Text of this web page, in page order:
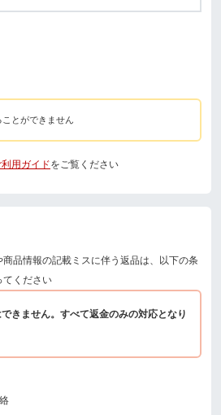
とができません
用ガイドをご覧ください
品情報の記載ミスに伴う返品は、以下の条
てください
きません。すべて返金のみの対応となり